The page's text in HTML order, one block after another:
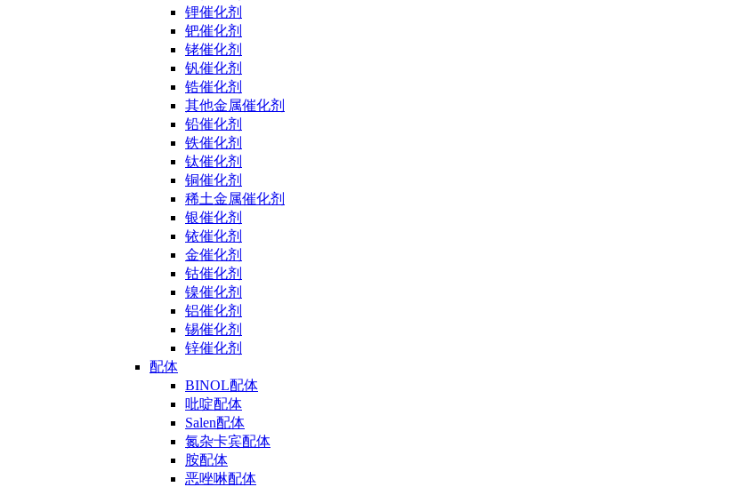
锂催化剂
钯催化剂
铑催化剂
钒催化剂
锆催化剂
其他金属催化剂
铅催化剂
铁催化剂
钛催化剂
铜催化剂
稀土金属催化剂
银催化剂
铱催化剂
金催化剂
钴催化剂
镍催化剂
铝催化剂
锡催化剂
锌催化剂
配体
BINOL配体
吡啶配体
Salen配体
氮杂卡宾配体
胺配体
恶唑啉配体